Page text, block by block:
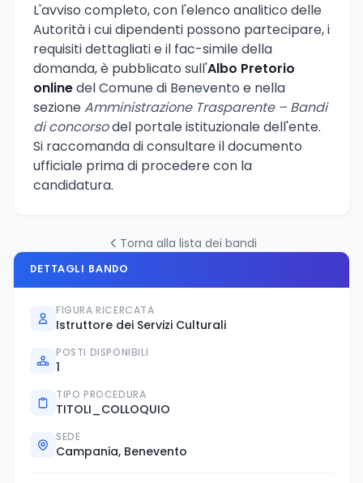
L'avviso completo, con l'elenco analitico delle
Autorità i cui dipendenti possono partecipare, i
requisiti dettagliati e il fac-simile della
domanda, è pubblicato sull'Albo Pretorio
onlinedel Comune di Benevento e nella
sezioneAmministrazione Trasparente – Bandi
di concorsodel portale istituzionale dell'ente.
Si raccomanda di consultare il documento
ufficiale prima di procedere con la
candidatura.
Torna alla lista dei bandi
DETTAGLI BANDO
FIGURA RICERCATA
Istruttore dei Servizi Culturali
POSTI DISPONIBILI
1
TIPO PROCEDURA
TITOLI_COLLOQUIO
SEDE
Campania, Benevento